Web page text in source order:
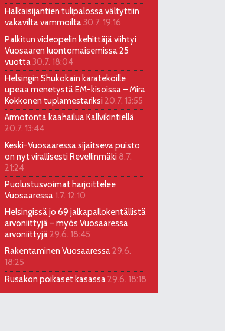
Halkaisijantien tulipalossa vältyttiin
vakavilta vammoilta30.7. 19:16
Palkitun videopelin kehittäjä viihtyi
Vuosaaren luontomaisemissa 25
vuotta30.7. 18:04
Helsingin Shukokain karatekoille
upeaa menetystä EM-kisoissa – Mira
Kokkonen tuplamestariksi 20.7. 13:55
Armotonta kaahailua Kallvikintiellä
20.7. 13:44
Keski-Vuosaaressa sijaitseva puisto
on nyt virallisesti Revellinmäki 8.7.
21:24
Puolustusvoimat harjoittelee
Vuosaaressa 1.7. 12:10
Helsingissä jo 69 jalkapallokentällistä
arvoniittyjä – myös Vuosaaressa
arvoniittyjä29.6. 18:45
Rakentaminen Vuosaaressa29.6.
18:25
Rusakon poikaset kasassa29.6. 18:18